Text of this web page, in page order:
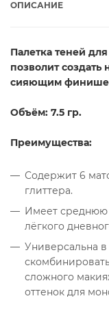
ОПИСАНИЕ
Палетка теней
позволит
сияющим
Объём: 7.5 гр.
Преимущества:
Содержит 6
глиттера.
Имеет среднюю
лёгкого
Универсальна
сложного
оттенок для